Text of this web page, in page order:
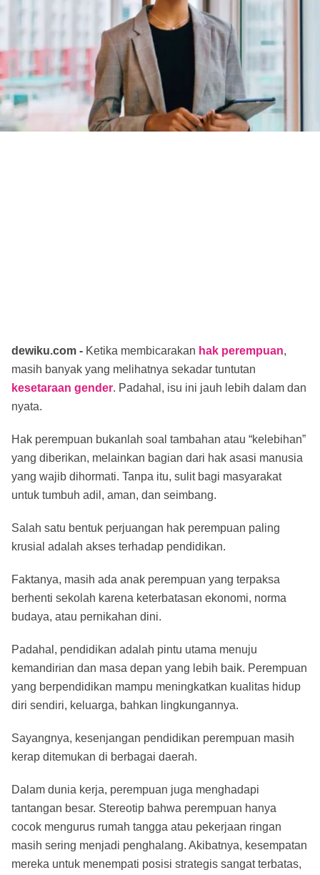
dewiku.com - Ketika membicarakan hak perempuan,
masih banyak yang melihatnya sekadar tuntutan
kesetaraan gender. Padahal, isu ini jauh lebih dalam dan
nyata.
Hak perempuan bukanlah soal tambahan atau “kelebihan”
yang diberikan, melainkan bagian dari hak asasi manusia
yang wajib dihormati. Tanpa itu, sulit bagi masyarakat
untuk tumbuh adil, aman, dan seimbang.
Salah satu bentuk perjuangan hak perempuan paling
krusial adalah akses terhadap pendidikan.
Faktanya, masih ada anak perempuan yang terpaksa
berhenti sekolah karena keterbatasan ekonomi, norma
budaya, atau pernikahan dini.
Padahal, pendidikan adalah pintu utama menuju
kemandirian dan masa depan yang lebih baik. Perempuan
yang berpendidikan mampu meningkatkan kualitas hidup
diri sendiri, keluarga, bahkan lingkungannya.
Sayangnya, kesenjangan pendidikan perempuan masih
kerap ditemukan di berbagai daerah.
Dalam dunia kerja, perempuan juga menghadapi
tantangan besar. Stereotip bahwa perempuan hanya
cocok mengurus rumah tangga atau pekerjaan ringan
masih sering menjadi penghalang. Akibatnya, kesempatan
mereka untuk menempati posisi strategis sangat terbatas,